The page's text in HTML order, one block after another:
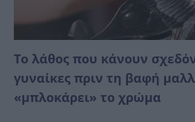
Το λάθος που κάνουν
γυναίκες πριν τη βαφή
«μπλοκάρει» το χρώμα